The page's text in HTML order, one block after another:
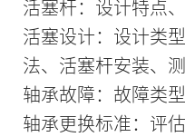
活塞杆：设计特点
活塞设计：设计类
法、活塞杆安装、
轴承故障：故障类
轴承更换标准：评